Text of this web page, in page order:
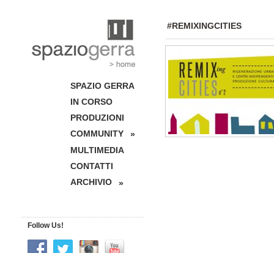
#REMIXINGCITIES
SPAZIO GERRA
IN CORSO
PRODUZIONI
COMMUNITY
»
MULTIMEDIA
CONTATTI
ARCHIVIO
»
Follow Us!